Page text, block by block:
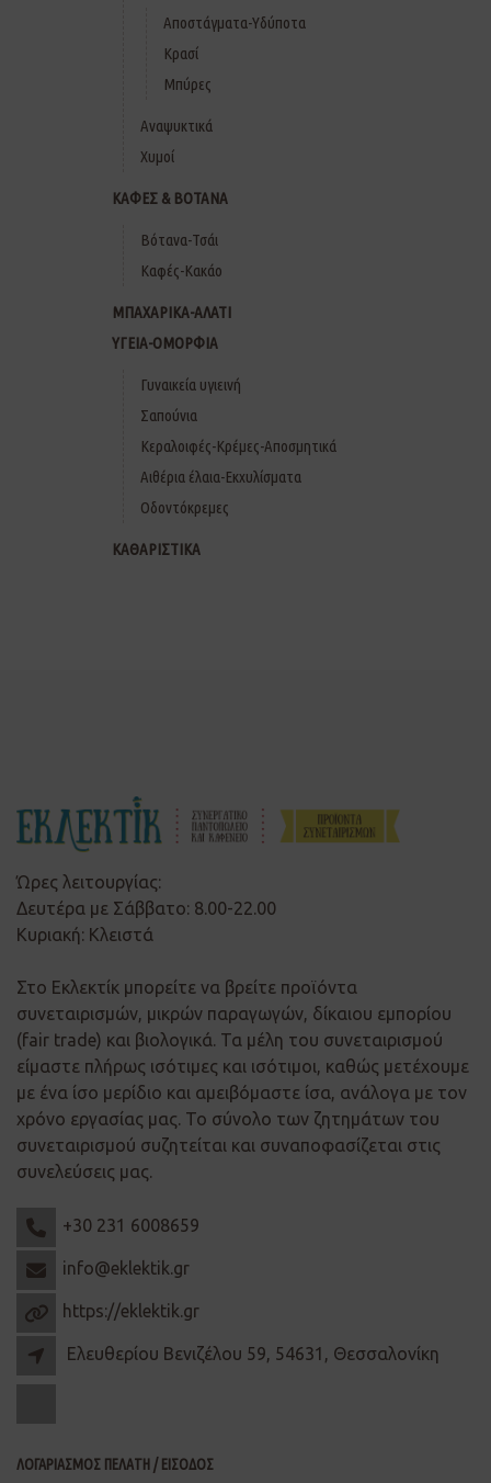
Αποστάγματα-Υδύποτα
Κρασί
Μπύρες
Αναψυκτικά
Χυμοί
ΚΑΦΕΣ & ΒΟΤΑΝΑ
Βότανα-Τσάι
Καφές-Κακάο
ΜΠΑΧΑΡΙΚΑ-ΑΛΑΤΙ
ΥΓΕΙΑ-ΟΜΟΡΦΙΑ
Γυναικεία υγιεινή
Σαπούνια
Κεραλοιφές-Κρέμες-Αποσμητικά
Αιθέρια έλαια-Εκχυλίσματα
Οδοντόκρεμες
ΚΑΘΑΡΙΣΤΙΚΑ
Ώρες λειτουργίας:
Δευτέρα με Σάββατο: 8.00-22.00
Κυριακή: Κλειστά
Στο Εκλεκτίκ μπορείτε να βρείτε προϊόντα
συνεταιρισμών, μικρών παραγωγών, δίκαιου εμπορίου
(fair trade) και βιολογικά. Τα μέλη του συνεταιρισμού
είμαστε πλήρως ισότιμες και ισότιμοι, καθώς μετέχουμε
με ένα ίσο μερίδιο και αμειβόμαστε ίσα, ανάλογα με τον
χρόνο εργασίας μας. Το σύνολο των ζητημάτων του
συνεταιρισμού συζητείται και συναποφασίζεται στις
συνελεύσεις μας.
+30 231 6008659
info@eklektik.gr
https://eklektik.gr
Ελευθερίου Βενιζέλου 59, 54631, Θεσσαλονίκη
ΛΟΓΑΡΙΑΣΜΟΣ ΠΕΛΑΤΗ / ΕΙΣΟΔΟΣ